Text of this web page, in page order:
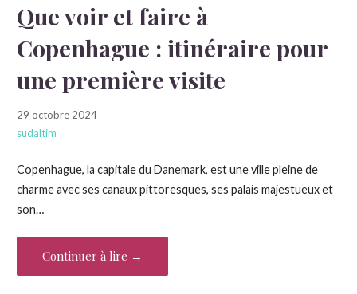
Que voir et faire à
Copenhague : itinéraire pour
une première visite
29 octobre 2024
sudaltim
Copenhague, la capitale du Danemark, est une ville pleine de
charme avec ses canaux pittoresques, ses palais majestueux et
son…
Continuer à lire →